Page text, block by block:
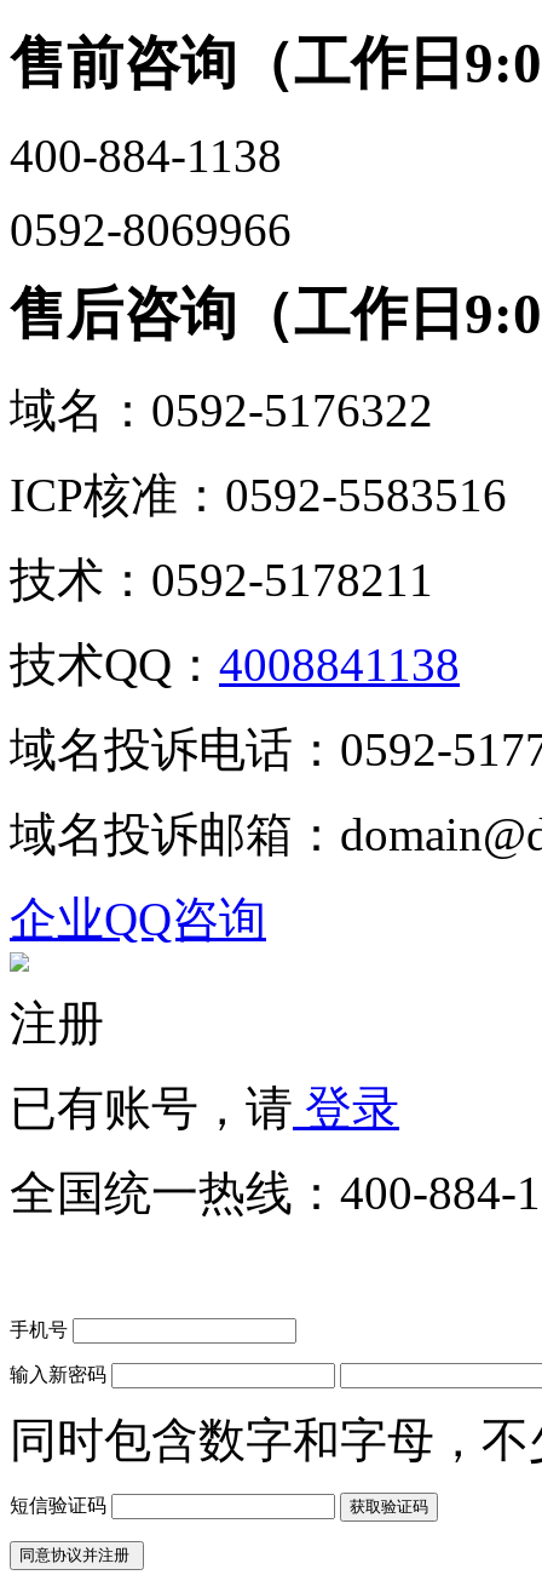
售前咨询（工作日
400-884-1138
0592-8069966
售后咨询（工作日
域名：0592-5176322
ICP核准：0592-5583516
技术：0592-5178211
技术QQ： 4008841138
域名投诉电话：0592-
域名投诉邮箱：
企业QQ咨询
注册
已有账号，请 登录
全国统一热线： 400-884-
手机号
输入新密码
同时包含数字和字母，
短信验证码